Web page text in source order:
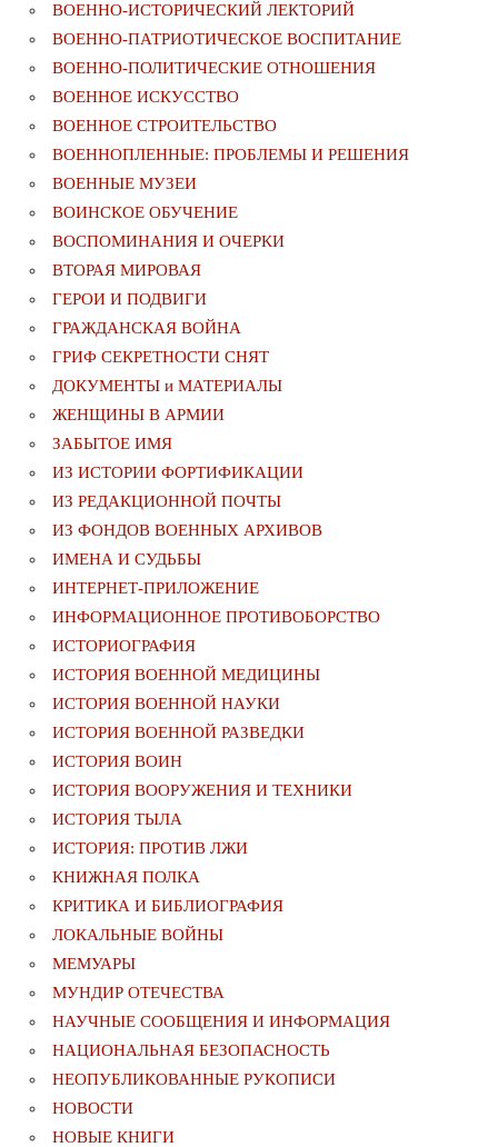
ВОЕННО-ИСТОРИЧЕСКИЙ ЛЕКТОРИЙ
ВОЕННО-ПАТРИОТИЧЕСКОЕ ВОСПИТАНИЕ
ВОЕННО-ПОЛИТИЧЕСКИE ОТНОШЕНИЯ
ВОЕННОЕ ИСКУССТВО
ВОЕННОЕ СТРОИТЕЛЬСТВО
ВОЕННОПЛЕННЫЕ: ПРОБЛЕМЫ И РЕШЕНИЯ
ВОЕННЫЕ МУЗЕИ
ВОИНСКОЕ ОБУЧЕНИЕ
ВОСПОМИНАНИЯ И ОЧЕРКИ
ВТОРАЯ МИРОВАЯ
ГЕРОИ И ПОДВИГИ
ГРАЖДАНСКАЯ ВОЙНА
ГРИФ СЕКРЕТНОСТИ СНЯТ
ДОКУМЕНТЫ и МАТЕРИАЛЫ
ЖЕНЩИНЫ В АРМИИ
ЗАБЫТОЕ ИМЯ
ИЗ ИСТОРИИ ФОРТИФИКАЦИИ
ИЗ РЕДАКЦИОННОЙ ПОЧТЫ
ИЗ ФОНДОВ ВОЕННЫХ АРХИВОВ
ИМЕНА И СУДЬБЫ
ИНТЕРНЕТ-ПРИЛОЖЕНИЕ
ИНФОРМАЦИОННОЕ ПРОТИВОБОРСТВО
ИСТОРИОГРАФИЯ
ИСТОРИЯ ВОЕННОЙ МЕДИЦИНЫ
ИСТОРИЯ ВОЕННОЙ НАУКИ
ИСТОРИЯ ВОЕННОЙ РАЗВЕДКИ
ИСТОРИЯ ВОИН
ИСТОРИЯ ВООРУЖЕНИЯ И ТЕХНИКИ
ИСТОРИЯ ТЫЛА
ИСТОРИЯ: ПРОТИВ ЛЖИ
КНИЖНАЯ ПОЛКА
КРИТИКА И БИБЛИОГРАФИЯ
ЛОКАЛЬНЫЕ ВОЙНЫ
МЕМУАРЫ
МУНДИР ОТЕЧЕСТВА
НАУЧНЫЕ СООБЩЕНИЯ И ИНФОРМАЦИЯ
НАЦИОНАЛЬНАЯ БЕЗОПАСНОСТЬ
НЕОПУБЛИКОВАННЫЕ РУКОПИСИ
НОВОСТИ
НОВЫЕ КНИГИ